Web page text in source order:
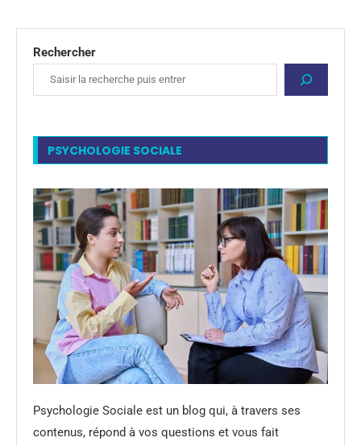
Rechercher
PSYCHOLOGIE SOCIALE
Psychologie Sociale est un blog qui, à travers ses
contenus, répond à vos questions et vous fait